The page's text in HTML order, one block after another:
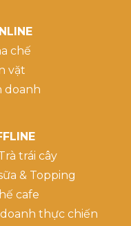
chế
vặt
doanh
trái cây
& Topping
cafe
thực chiến